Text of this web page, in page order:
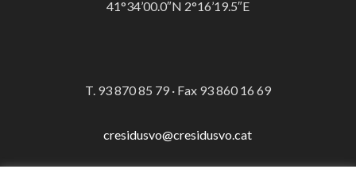
41°34’00.0″N 2°16’19.5″E
T. 93 870 85 79 · Fax 93 860 16 69
cresidusvo@cresidusvo.cat